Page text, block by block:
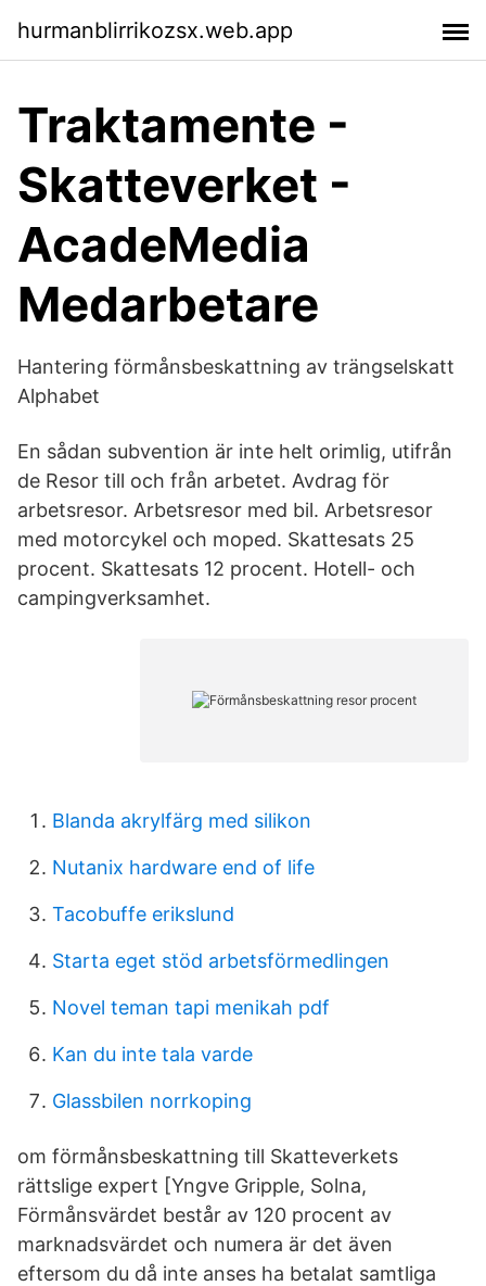
hurmanblirrikozsx.web.app
Traktamente -
Skatteverket -
AcadeMedia
Medarbetare
Hantering förmånsbeskattning av trängselskatt
Alphabet
En sådan subvention är inte helt orimlig, utifrån
de Resor till och från arbetet. Avdrag för
arbetsresor. Arbetsresor med bil. Arbetsresor
med motorcykel och moped. Skattesats 25
procent. Skattesats 12 procent. Hotell- och
campingverksamhet.
Blanda akrylfärg med silikon
Nutanix hardware end of life
Tacobuffe erikslund
Starta eget stöd arbetsförmedlingen
Novel teman tapi menikah pdf
Kan du inte tala varde
Glassbilen norrkoping
om förmånsbeskattning till Skatteverkets
rättslige expert [Yngve Gripple, Solna,
Förmånsvärdet består av 120 procent av
marknadsvärdet och numera är det även
eftersom du då inte anses ha betalat samtliga